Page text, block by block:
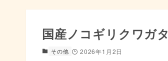
国産ノコギリクワガタ
その他 2026年1月2日